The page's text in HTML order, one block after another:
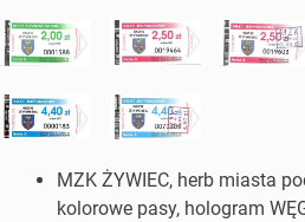
MZK ŻYWIEC, herb miasta
kolorowe pasy, hologram